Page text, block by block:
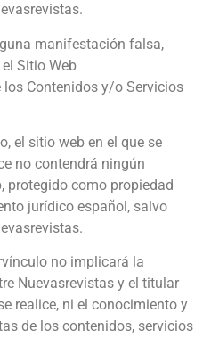
.
manifestación falsa,
Sitio Web
los Contenidos y/o Servicios
el sitio web en el que se
no contendrá ningún
protegido como propiedad
jurídico español, salvo
.
no implicará la
Nuevasrevistas y el titular
realice, ni el conocimiento y
de los contenidos, servicios